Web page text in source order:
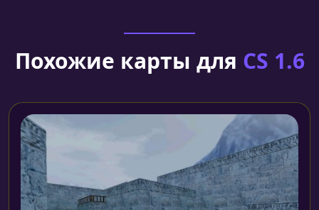
Похожие карты для CS 1.6